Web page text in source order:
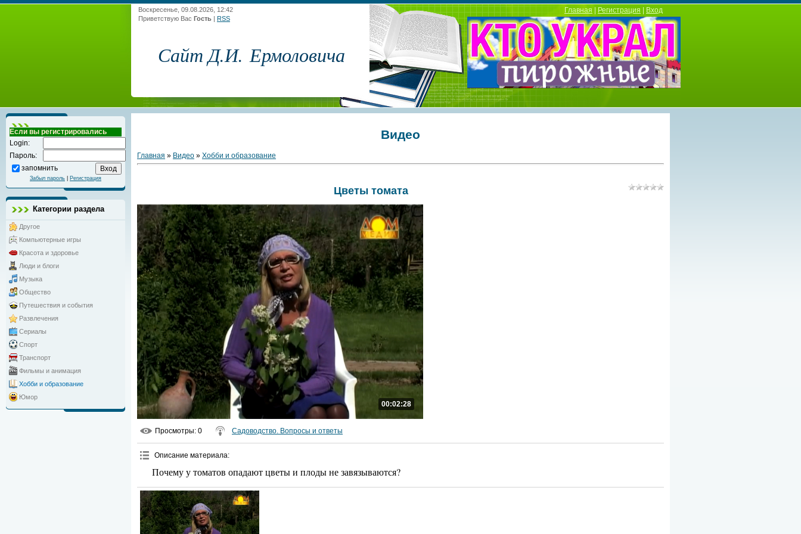
Воскресенье, 09.08.2026, 12:42
Приветствую Вас Гость | RSS
Сайт Д.И. Ермоловича
Главная Регистрация Вход
Если вы регистрировались
Login:
Пароль:
запомнить
Забыл пароль Регистрация
Категории раздела
Другое
Компьютерные игры
Красота и здоровье
Люди и блоги
Музыка
Общество
Путешествия и события
Развлечения
Сериалы
Спорт
Транспорт
Фильмы и анимация
Хобби и образование
Юмор
Видео
Главная » Видео » Хобби и образование
Цветы томата
00:02:28
Просмотры: 0 Садоводство. Вопросы и ответы
Описание материала:
Почему у томатов опадают цветы и плоды не завязываются?